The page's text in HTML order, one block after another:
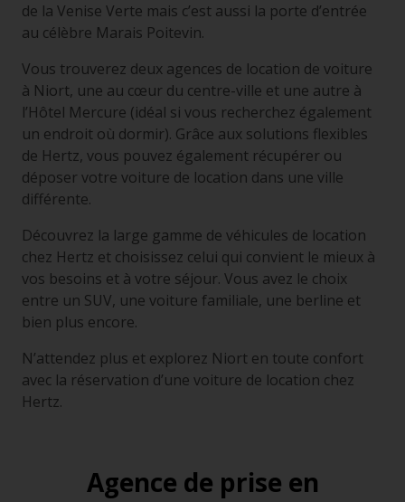
de la Venise Verte mais c’est aussi la porte d’entrée
au célèbre Marais Poitevin.
Vous trouverez deux agences de location de voiture
à Niort, une au cœur du centre-ville et une autre à
l’Hôtel Mercure (idéal si vous recherchez également
un endroit où dormir). Grâce aux solutions flexibles
de Hertz, vous pouvez également récupérer ou
déposer votre voiture de location dans une ville
différente.
Découvrez la large gamme de véhicules de location
chez Hertz et choisissez celui qui convient le mieux à
vos besoins et à votre séjour. Vous avez le choix
entre un SUV, une voiture familiale, une berline et
bien plus encore.
N’attendez plus et explorez Niort en toute confort
avec la réservation d’une voiture de location chez
Hertz.
Agence de prise en